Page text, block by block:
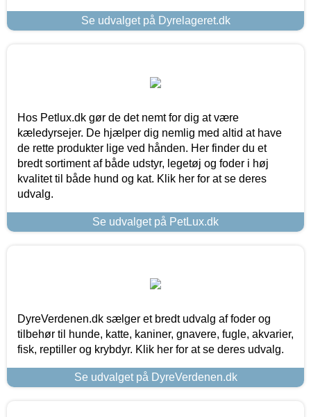
Se udvalget på Dyrelageret.dk
Hos Petlux.dk gør de det nemt for dig at være
kæledyrsejer. De hjælper dig nemlig med altid at have
de rette produkter lige ved hånden. Her finder du et
bredt sortiment af både udstyr, legetøj og foder i høj
kvalitet til både hund og kat. Klik her for at se deres
udvalg.
Se udvalget på PetLux.dk
DyreVerdenen.dk sælger et bredt udvalg af foder og
tilbehør til hunde, katte, kaniner, gnavere, fugle, akvarier,
fisk, reptiller og krybdyr. Klik her for at se deres udvalg.
Se udvalget på DyreVerdenen.dk